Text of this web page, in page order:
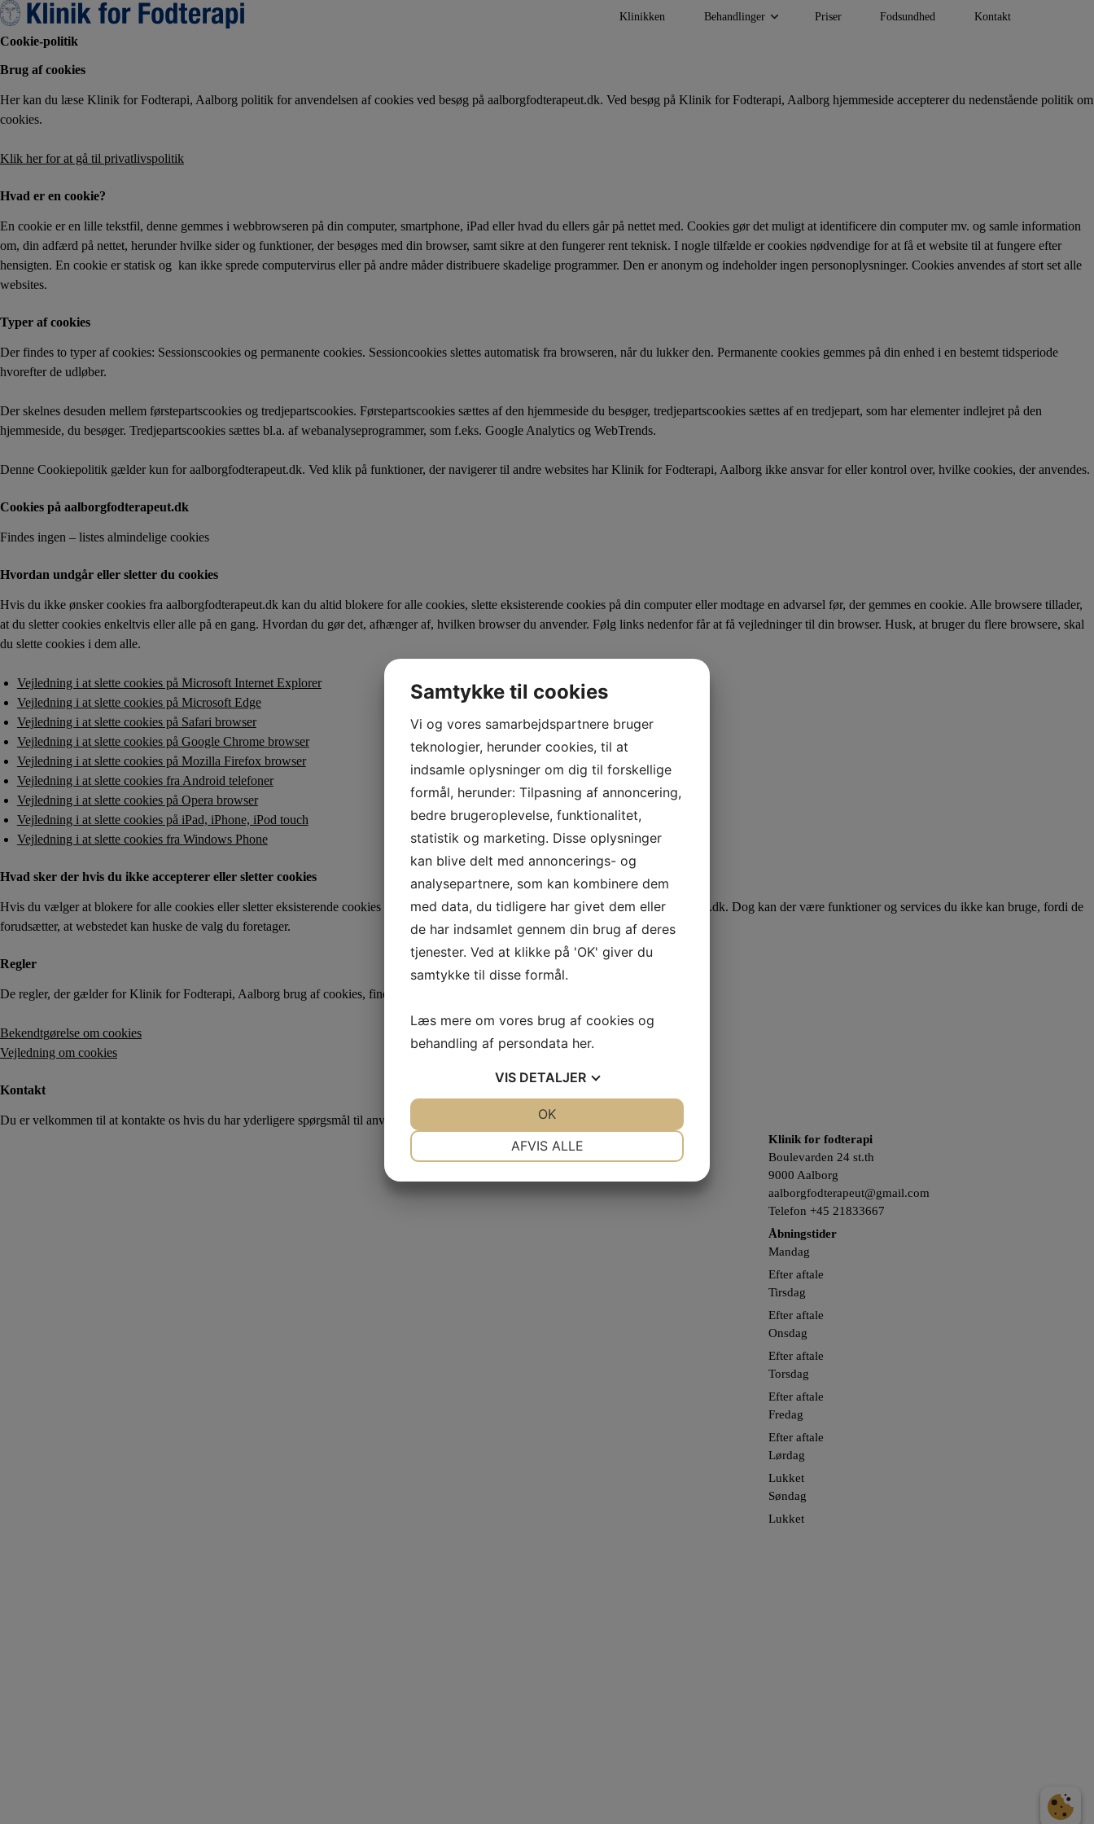
Hop
til
indholdet
Klinikken Behandlinger Priser Fodsundhed Kontakt
Cookie-politik
Brug af cookies
Her kan du læse Klinik for Fodterapi, Aalborg politik for anvendelsen af cookies ved besøg på aalborgfodterapeut.dk. Ved besøg på Klinik for Fodterapi, Aalborg hjemmeside accepterer du nedenstående politik om
cookies.
Klik her for at gå til privatlivspolitik
Hvad er en cookie?
En cookie er en lille tekstfil, denne gemmes i webbrowseren på din computer, smartphone, iPad eller hvad du ellers går på nettet med. Cookies gør det muligt at identificere din computer mv. og samle information
om, din adfærd på nettet, herunder hvilke sider og funktioner, der besøges med din browser, samt sikre at den fungerer rent teknisk. I nogle tilfælde er cookies nødvendige for at få et website til at fungere efter
hensigten. En cookie er statisk og kan ikke sprede computervirus eller på andre måder distribuere skadelige programmer. Den er anonym og indeholder ingen personoplysninger. Cookies anvendes af stort set alle
websites.
Typer af cookies
Der findes to typer af cookies: Sessionscookies og permanente cookies. Sessioncookies slettes automatisk fra browseren, når du lukker den. Permanente cookies gemmes på din enhed i en bestemt tidsperiode
hvorefter de udløber.
Der skelnes desuden mellem førstepartscookies og tredjepartscookies. Førstepartscookies sættes af den hjemmeside du besøger, tredjepartscookies sættes af en tredjepart, som har elementer indlejret på den
hjemmeside, du besøger. Tredjepartscookies sættes bl.a. af webanalyseprogrammer, som f.eks. Google Analytics og WebTrends.
Denne Cookiepolitik gælder kun for aalborgfodterapeut.dk. Ved klik på funktioner, der navigerer til andre websites har Klinik for Fodterapi, Aalborg ikke ansvar for eller kontrol over, hvilke cookies, der anvendes.
Cookies på aalborgfodterapeut.dk
Findes ingen – listes almindelige cookies
Hvordan undgår eller sletter du cookies
Hvis du ikke ønsker cookies fra aalborgfodterapeut.dk kan du altid blokere for alle cookies, slette eksisterende cookies på din computer eller modtage en advarsel før, der gemmes en cookie. Alle browsere tillader,
at du sletter cookies enkeltvis eller alle på en gang. Hvordan du gør det, afhænger af, hvilken browser du anvender. Følg links nedenfor får at få vejledninger til din browser. Husk, at bruger du flere browsere, skal
du slette cookies i dem alle.
Vejledning i at slette cookies på Microsoft Internet Explorer
Vejledning i at slette cookies på Microsoft Edge
Vejledning i at slette cookies på Safari browser
Vejledning i at slette cookies på Google Chrome browser
Vejledning i at slette cookies på Mozilla Firefox browser
Vejledning i at slette cookies fra Android telefoner
Vejledning i at slette cookies på Opera browser
Vejledning i at slette cookies på iPad, iPhone, iPod touch
Vejledning i at slette cookies fra Windows Phone
Hvad sker der hvis du ikke accepterer eller sletter cookies
Hvis du vælger at blokere for alle cookies eller sletter eksisterende cookies på din computer, kan du stadig læse tekst på aalborgfodterapeut.dk. Dog kan der være funktioner og services du ikke kan bruge, fordi de
forudsætter, at webstedet kan huske de valg du foretager.
Regler
De regler, der gælder for Klinik for Fodterapi, Aalborg brug af cookies, findes nedenfor.
Bekendtgørelse om cookies
Vejledning om cookies
Kontakt
Du er velkommen til at kontakte os hvis du har yderligere spørgsmål til anvendelsen af cookies på aalborgfodterapeut.dk.
Klinik for fodterapi
Boulevarden 24 st.th
9000 Aalborg
aalborgfodterapeut@gmail.com
Telefon +45 21833667
Åbningstider
Mandag
Efter aftale
Tirsdag
Efter aftale
Onsdag
Efter aftale
Torsdag
Efter aftale
Fredag
Efter aftale
Lørdag
Lukket
Søndag
Lukket
Samtykke til cookies
Vi og vores samarbejdspartnere bruger
teknologier, herunder cookies, til at
indsamle oplysninger om dig til forskellige
formål, herunder: Tilpasning af annoncering,
bedre brugeroplevelse, funktionalitet,
statistik og marketing. Disse oplysninger
kan blive delt med annoncerings- og
analysepartnere, som kan kombinere dem
med data, du tidligere har givet dem eller
de har indsamlet gennem din brug af deres
tjenester. Ved at klikke på 'OK' giver du
samtykke til disse formål.
Læs mere om vores brug af cookies og
behandling af persondata her.
VIS DETALJER
AFVIS ALLE
OK